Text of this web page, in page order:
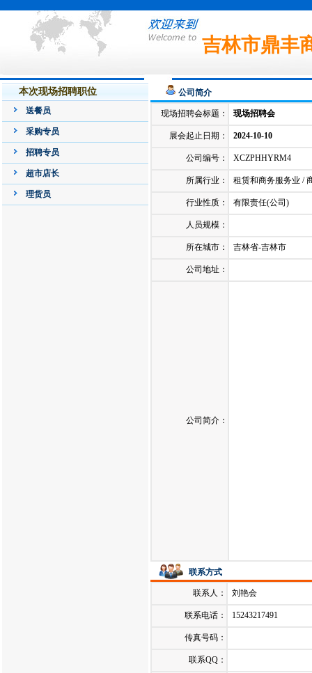
吉林市鼎丰
本次现场招聘职位
送餐员
采购专员
招聘专员
超市店长
理货员
公司简介
现场招聘会标题： 现场招聘会
展会起止日期： 2024-10-10
公司编号： XCZPHHYRM4
所属行业： 租赁和商务服务业 /
行业性质： 有限责任(公司)
人员规模：
所在城市： 吉林省-吉林市
公司地址：
公司简介：
联系方式
联系人： 刘艳会
联系电话： 15243217491
传真号码：
联系QQ：